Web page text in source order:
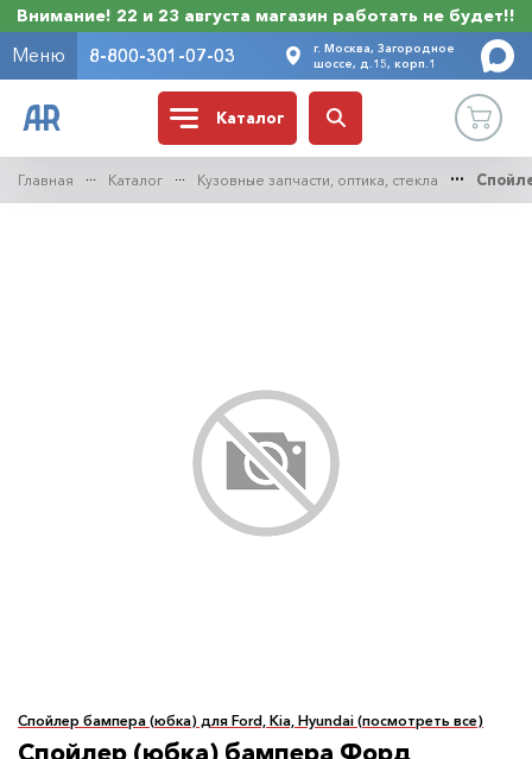
Внимание! 22 и 23 августа магазин работать не будет!!
Меню 8-800-301-07-03
г. Москва, Загородное
шоссе, д.15, корп.1
Каталог
Главная Каталог Кузовные запчасти, оптика, стекла
Спойлер бампера (юбка) для Ford, Kia, Hyundai (посмотреть все)
Спойлер (юбка) бампера Форд